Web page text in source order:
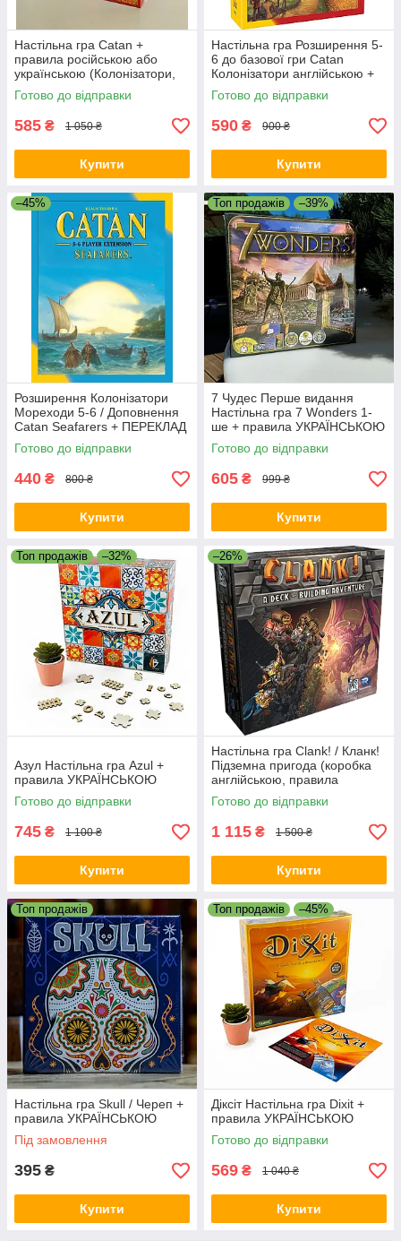
Настільна гра Catan +
правила російською або
українською (Колонізатори,
Катан базові)
Готово до відправки
585 ₴ 1 050 ₴
Купити
Настільна гра Розширення 5-
6 до базової гри Catan
Колонізатори англійською +
правила УКРАЇНСЬКОЮ
Готово до відправки
590 ₴ 900 ₴
Купити
–45%
Розширення Колонізатори
Мореходи 5-6 / Доповнення
Catan Seafarers + ПЕРЕКЛАД
правил
Готово до відправки
440 ₴ 800 ₴
Купити
Топ продажів –39%
7 Чудес Перше видання
Настільна гра 7 Wonders 1-
ше + правила УКРАЇНСЬКОЮ
Готово до відправки
605 ₴ 999 ₴
Купити
Топ продажів –32%
Азул Настільна гра Azul +
правила УКРАЇНСЬКОЮ
Готово до відправки
745 ₴ 1 100 ₴
Купити
–26%
Настільна гра Clank! / Кланк!
Підземна пригода (коробка
англійською, правила
російською або
УКРАЇНСЬКОЮ)
Готово до відправки
1 115 ₴ 1 500 ₴
Купити
Топ продажів
Настільна гра Skull / Череп +
правила УКРАЇНСЬКОЮ
Під замовлення
395 ₴
Купити
Топ продажів –45%
Діксіт Настільна гра Dixit +
правила УКРАЇНСЬКОЮ
Готово до відправки
569 ₴ 1 040 ₴
Купити